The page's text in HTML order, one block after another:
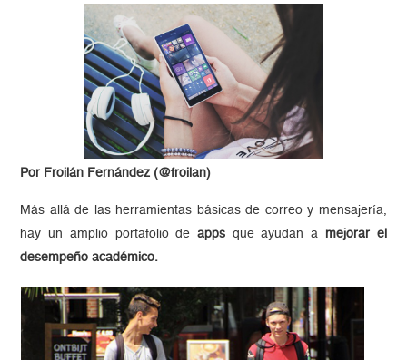
Por Froilán Fernández (@froilan)
Más allá de las herramientas básicas de correo y mensajería,
hay un amplio portafolio de appsque ayudan a mejorar el
desempeño académico.